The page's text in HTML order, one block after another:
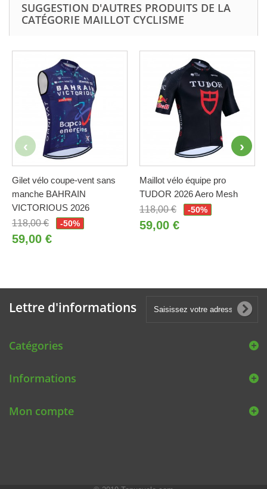
SUGGESTION D'AUTRES PRODUITS DE LA
CATÉGORIE MAILLOT CYCLISME
Gilet vélo coupe-vent sans
manche BAHRAIN
VICTORIOUS 2026
118,00 €
-50%
59,00 €
Maillot vélo équipe pro
TUDOR 2026 Aero Mesh
118,00 €
-50%
59,00 €
Lettre d'informations
Catégories
Informations
Mon compte